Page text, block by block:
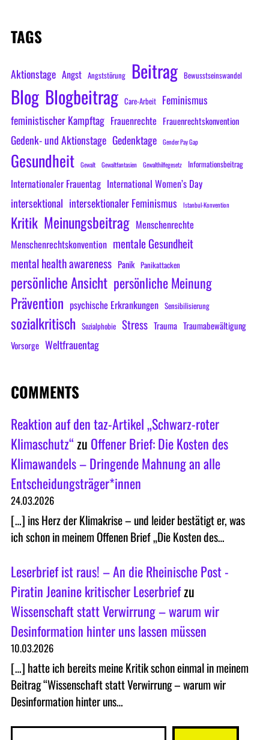
TAGS
Aktionstage Angst Angststörung Beitrag Bewusstseinswandel
Blog Blogbeitrag Care-Arbeit Feminismus
feministischer Kampftag Frauenrechte Frauenrechtskonvention
Gedenk- und Aktionstage Gedenktage Gender Pay Gap
Gesundheit Gewalt Gewaltfantasien Gewalthilfegesetz Informationsbeitrag
Internationaler Frauentag International Women’s Day
intersektional intersektionaler Feminismus Istanbul-Konvention
Kritik Meinungsbeitrag Menschenrechte
Menschenrechtskonvention mentale Gesundheit
mental health awareness Panik Panikattacken
persönliche Ansicht persönliche Meinung
Prävention psychische Erkrankungen Sensibilisierung
sozialkritisch Sozialphobie Stress Trauma Traumabewältigung
Vorsorge Weltfrauentag
COMMENTS
Reaktion auf den taz-Artikel „Schwarz-roter
Klimaschutz“zu Offener Brief: Die Kosten des
Klimawandels – Dringende Mahnung an alle
Entscheidungsträger*innen
24.03.2026
[…] ins Herz der Klimakrise – und leider bestätigt er, was
ich schon in meinem Offenen Brief „Die Kosten des…
Leserbrief ist raus! – An die Rheinische Post -
Piratin Jeanine kritischer Leserbriefzu
Wissenschaft statt Verwirrung – warum wir
Desinformation hinter uns lassen müssen
10.03.2026
[…] hatte ich bereits meine Kritik schon einmal in meinem
Beitrag “Wissenschaft statt Verwirrung – warum wir
Desinformation hinter uns…